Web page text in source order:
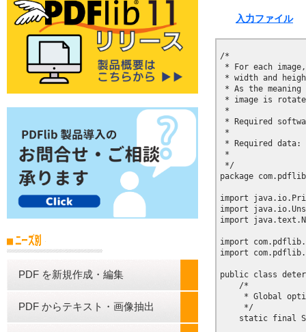
PDF を新規作成・編集
PDF からテキスト・画像抽出
入力ファイル
/*
* For each
* width and
* As the
* image is
*
* Required
*
* Required data:
*
*/
package
import
import
import
import
import
public class
    /*
* Global
     */
static final